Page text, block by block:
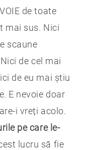
de toate
mai sus. Nici
scaune
de cel mai
de eu mai știu
E nevoie doar
i vreți acolo.
pe care le-
lucru să fie